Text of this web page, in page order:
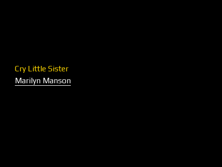
Cry Little Sister
Marilyn Manson